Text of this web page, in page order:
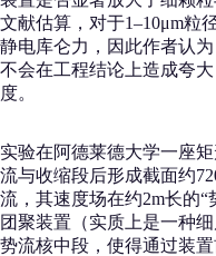
文献估算，对于1–10μm粒
静电库仑力，因此作者认
不会在工程结论上造成夸
度。
实验在阿德莱德大学一座
流与收缩段后形成截面约
流，其速度场在约2m长的
团聚装置（实质上是一种
势流核中段，使得通过装